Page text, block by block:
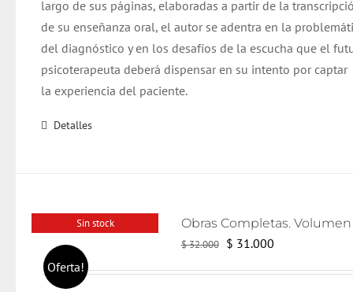
largo de sus páginas, elaboradas a partir de la
de su enseñanza oral, el autor se adentra en la
del diagnóstico y en los desafíos de la escucha que el
psicoterapeuta deberá dispensar en su intento por captar
la experiencia del paciente.
Detalles
Sin stock
Oferta!
$32.000
El
$ 31.000El